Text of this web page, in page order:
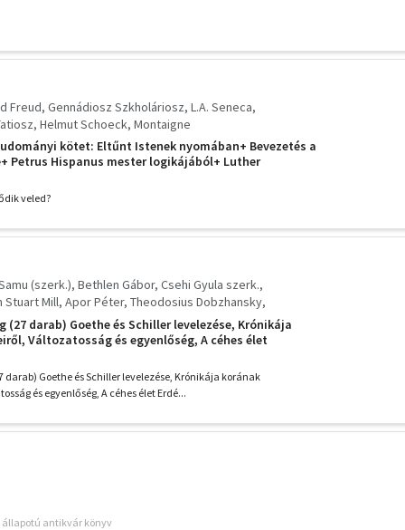
Freud Gennádiosz Szkholáriosz L.A. Seneca
Helmut Schoeck Montaigne
kötet: Eltűnt Istenek nyomában+ Bevezetés a
Petrus Hispanus mester logikájából+ Luther
Az irigység+ A tapasztalásról+
veled?
(szerk.) Bethlen Gábor Csehi Gyula szerk.
Stuart Mill Apor Péter Theodosius Dobzhansky
István
Tacitus Enyedi György Börne
Fjodor Mihajlovics Dosztojevszkij Galilei C. Plinius
(27 darab) Goethe és Schiller levelezése, Krónikája
Változatosság és egyenlőség, A céhes élet
Bantleyhez..
darab) Goethe és Schiller levelezése, Krónikája korának
és egyenlőség, A céhes élet Erdé...
állapotú antikvár könyv